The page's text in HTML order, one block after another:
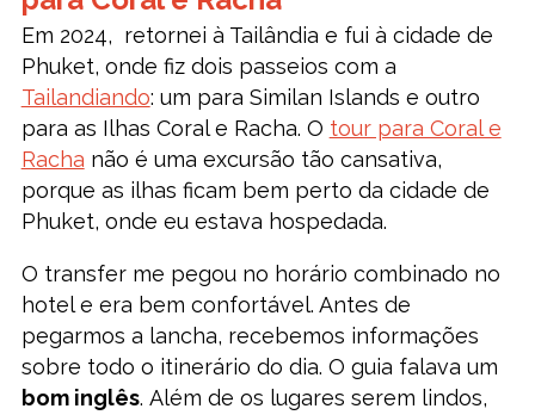
Em 2024, retornei à Tailândia e fui à cidade de
Phuket, onde fiz dois passeios com a
Tailandiando: um para Similan Islands e outro
para as Ilhas Coral e Racha. O tour para Coral e
Racha não é uma excursão tão cansativa,
porque as ilhas ficam bem perto da cidade de
Phuket, onde eu estava hospedada.
O transfer me pegou no horário combinado no
hotel e era bem confortável. Antes de
pegarmos a lancha, recebemos informações
sobre todo o itinerário do dia. O guia falava um
bom inglês. Além de os lugares serem lindos,